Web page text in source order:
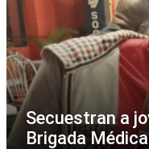
Secuestran a
Brigada